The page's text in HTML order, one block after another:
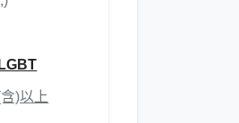
LGBT
)以上